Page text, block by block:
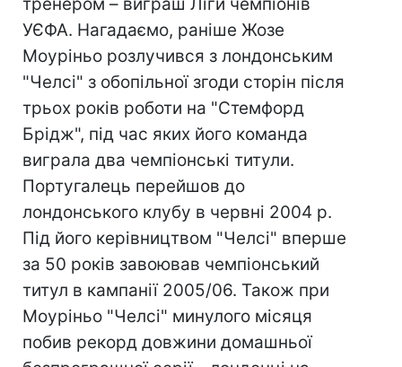
УЄФА. Нагадаємо, раніше Жозе
Моуріньо розлучився з лондонським
"Челсі" з обопільної згоди сторін після
трьох років роботи на "Стемфорд
Брідж", під час яких його команда
виграла два чемпіонські титули.
Португалець перейшов до
лондонського клубу в червні 2004 р.
Під його керівництвом "Челсі" вперше
за 50 років завоював чемпіонський
титул в кампанії 2005/06. Також при
Моуріньо "Челсі" минулого місяця
побив рекорд довжини домашньої